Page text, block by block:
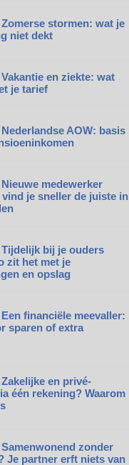
Zomerse stormen: wat je
niet dekt
Vakantie en ziekte: wat
je tarief
Nederlandse AOW: basis
Nieuwe medewerker
je sneller de juiste in
Tijdelijk bij je ouders
zit het met je
en opslag
Een financiële meevaller:
sparen of extra
Zakelijke en privé-
één rekening? Waarom
Samenwonend zonder
Je partner erft niets van